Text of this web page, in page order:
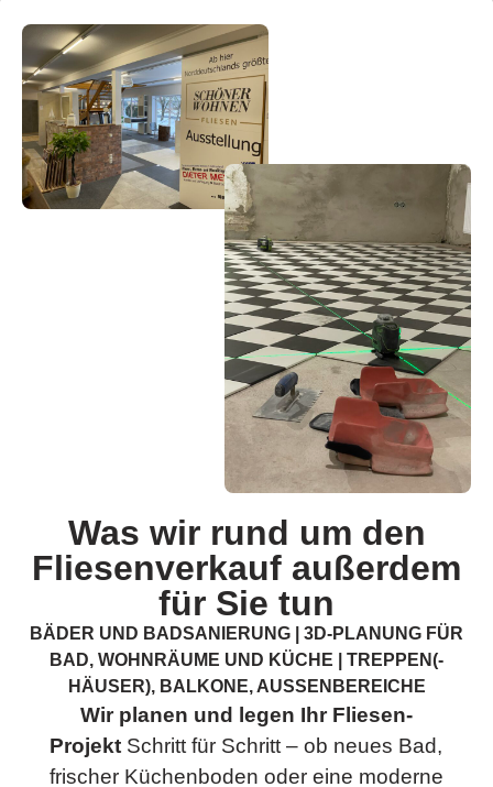
Was wir rund um den
Fliesen­verkauf außerdem
für Sie tun
BÄDER UND BADSANIERUNG | 3D-PLANUNG FÜR
BAD, WOHNRÄUME UND KÜCHE | TREPPEN(-
HÄUSER), BALKONE, AUSSENBEREICHE
Wir planen und legen Ihr Fliesen-
Projekt Schritt für Schritt – ob neues Bad,
frischer Küchenboden oder eine moderne